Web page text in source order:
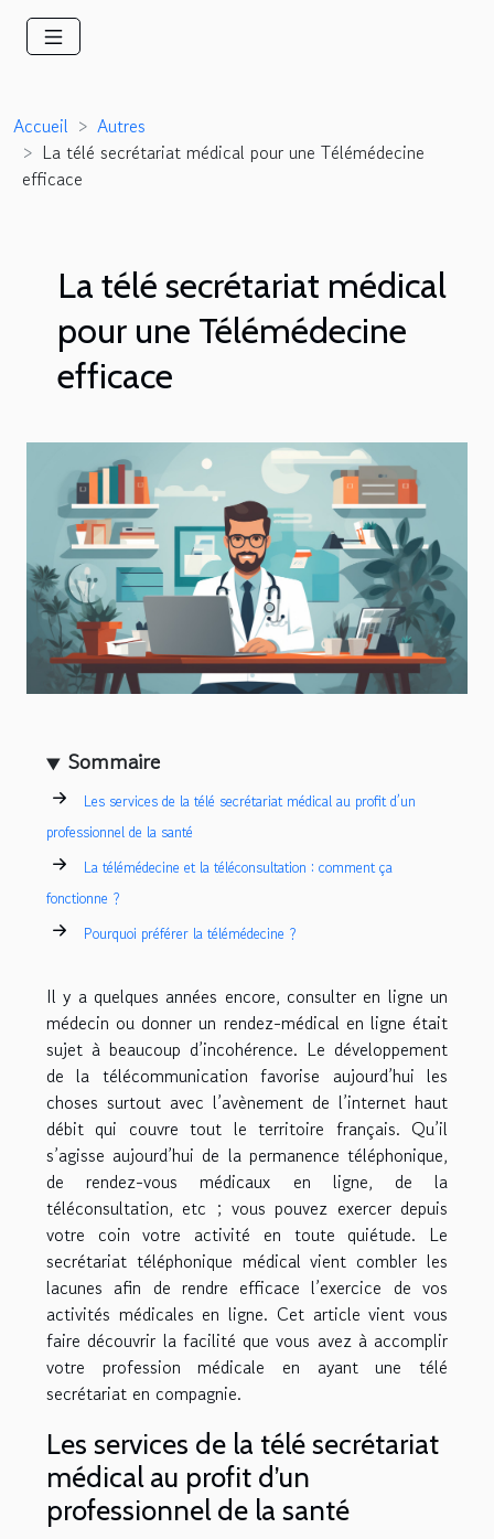
Accueil
Autres
La télé secrétariat médical pour une Télémédecine
efficace
La télé secrétariat médical
pour une Télémédecine
efficace
Sommaire
Les services de la télé secrétariat médical au profit d’un
professionnel de la santé
La télémédecine et la téléconsultation : comment ça
fonctionne ?
Pourquoi préférer la télémédecine ?
Il y a quelques années encore, consulter en ligne un
médecin ou donner un rendez-médical en ligne était
sujet à beaucoup d’incohérence. Le développement
de la télécommunication favorise aujourd’hui les
choses surtout avec l’avènement de l’internet haut
débit qui couvre tout le territoire français. Qu’il
s’agisse aujourd’hui de la permanence téléphonique,
de rendez-vous médicaux en ligne, de la
téléconsultation, etc ; vous pouvez exercer depuis
votre coin votre activité en toute quiétude. Le
secrétariat téléphonique médical vient combler les
lacunes afin de rendre efficace l’exercice de vos
activités médicales en ligne. Cet article vient vous
faire découvrir la facilité que vous avez à accomplir
votre profession médicale en ayant une télé
secrétariat en compagnie.
Les services de la télé secrétariat
médical au profit d’un
professionnel de la santé